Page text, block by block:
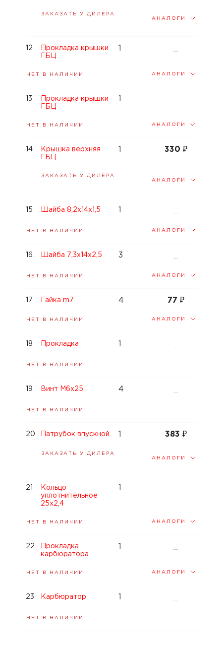
ЗАКАЗАТЬ У ДИЛЕРА
АНАЛОГИ
Прокладка крышки
ГБЦ
—
НЕТ В НАЛИЧИИ АНАЛОГИ
12
Прокладка крышки
ГБЦ
—
НЕТ В НАЛИЧИИ АНАЛОГИ
13
Крышка верхняя
ГБЦ
330 ₽
ЗАКАЗАТЬ У ДИЛЕРА
АНАЛОГИ
14
Шайба 8,2x14x1,5
—
НЕТ В НАЛИЧИИ АНАЛОГИ
15
Шайба 7,3x14x2,5 3 —
НЕТ В НАЛИЧИИ АНАЛОГИ
16
Гайка m7 4 77 ₽
НЕТ В НАЛИЧИИ АНАЛОГИ
17
Прокладка
—
НЕТ В НАЛИЧИИ
18
Винт M6x25 4 —
НЕТ В НАЛИЧИИ
19
Патрубок впускной 383 ₽
ЗАКАЗАТЬ У ДИЛЕРА
АНАЛОГИ
20
Кольцо
уплотнительное
25x2,4
—
НЕТ В НАЛИЧИИ АНАЛОГИ
21
Прокладка
карбюратора
—
НЕТ В НАЛИЧИИ АНАЛОГИ
22
Карбюратор
—
НЕТ В НАЛИЧИИ
23